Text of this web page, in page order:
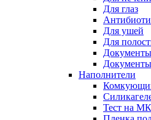
Для глаз
Для ушей
Для
Наполнители
Тест на